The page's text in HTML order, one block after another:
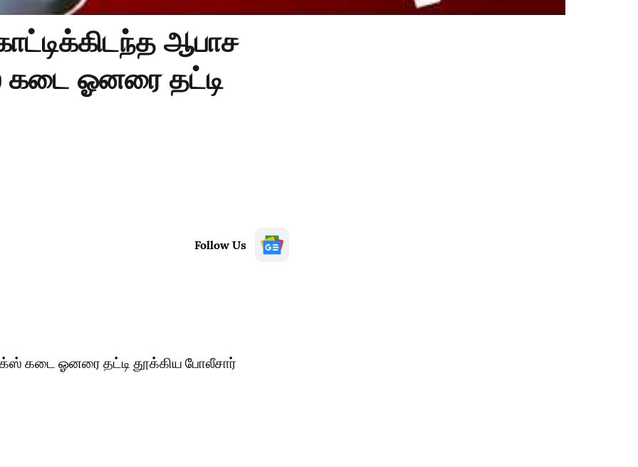
ஆபாச
கடை ஓனரை தட்டி
Follow Us
கடை ஓனரை தட்டி தூக்கிய போலீசார்